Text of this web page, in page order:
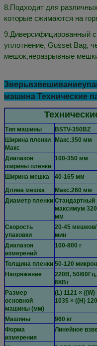
8.Подходит для
которые сжимаются на
9.Диверсифицированный
уплотнение, Gusset Bag,
мешок,неразрывные
Зверьвзвешивание
машина Технические
Тип машины BSTV-350BZ
Ширина пленки
Макс
Макс.350 мм
Диапазон
ширины пленки
100-350 мм
Ширина мешка 40-165 мм
Длина мешка
Макс.260 мм
Диаметр пленки Стандартный
максимум 320
мм
Скорость
упаковки
20-45 мешков/
мин
Диапазон
измерений
100-800 г
Толщина пленки 50-120
Напряжение
220В, 50/60Гц,
6КВт
Размер
основной
машины (мм)
(L) 1121 × ((W)
1035 × ((H)
Машины 960 кг
Форма
измерения
Линейное